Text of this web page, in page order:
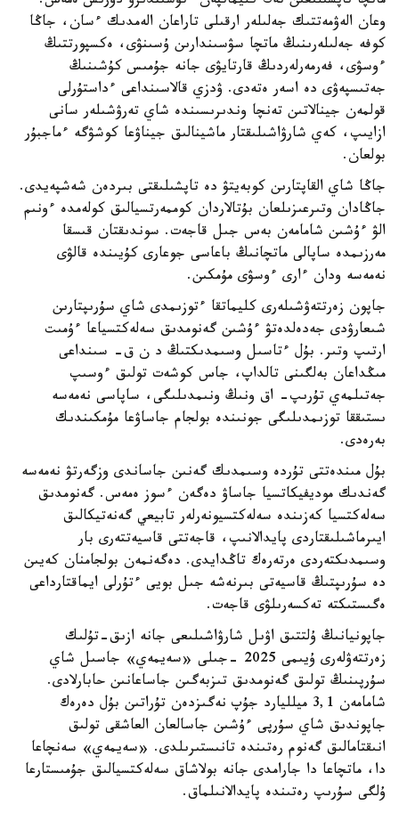
وعان الەۋمەتتىك جەلىلەر ارقىلى تاراعان الەمدىك ءسان، جاڭا
كوفە جەلىلەرىنىڭ ماتچا سۋسىندارىن ۇسىنۋى، ەكسپورتتىڭ
ءوسۋى، فەرمەرلەردىڭ قارتايۋى جانە جۇمىس كۇشىنىڭ
جەتىسپەۋى دە اسەر ەتەدى. ۋدزي قالاسىنداعى ءداستۇرلى
قولمەن جينالاتىن تەنچا وندىرىسىندە شاي تەرۋشىلەر سانى
ازايىپ، كەي شارۋاشىلىقتار ماشينالىق جيناۋعا كوشۋگە ءماجبۇر
بولعان.
جاڭا شاي القاپتارىن كوبەيتۋ دە تاپشىلىقتى بىردەن شەشپەيدى.
جاڭادان وتىرعىزىلعان بۇتالاردان كوممەرتسيالىق كولەمدە ءونىم
الۋ ءۇشىن شامامەن بەس جىل قاجەت. سوندىقتان قىسقا
مەرزىمدە ساپالى ماتچانىڭ باعاسى جوعارى كۇيىندە قالۋى
نەمەسە ودان ءارى ءوسۋى مۇمكىن.
جاپون زەرتتەۋشىلەرى كليماتقا ءتوزىمدى شاي سۇرىپتارىن
شىعارۋدى جەدەلدەتۋ ءۇشىن گەنومدىق سەلەكتسياعا ءۇمىت
ارتىپ وتىر. بۇل ءتاسىل وسىمدىكتىڭ د ن ق- سىنداعى
مىڭداعان بەلگىنى تالداپ، جاس كوشەت تولىق ءوسىپ
جەتىلمەي تۇرىپ- اق ونىڭ ونىمدىلىگى، ساپاسى نەمەسە
ىستىققا توزىمدىلىگى جونىندە بولجام جاساۋعا مۇمكىندىك
بەرەدى.
بۇل مىندەتتى تۇردە وسىمدىك گەنىن جاساندى وزگەرتۋ نەمەسە
گەندىك موديفيكاتسيا جاساۋ دەگەن ءسوز ەمەس. گەنومدىق
سەلەكتسيا كەزىندە سەلەكتسيونەرلەر تابيعي گەنەتيكالىق
ايىرماشىلىقتاردى پايدالانىپ، قاجەتتى قاسيەتتەرى بار
وسىمدىكتەردى ەرتەرەك تاڭدايدى. دەگەنمەن بولجامنان كەيىن
دە سۇرىپتىڭ قاسيەتى بىرنەشە جىل بويى ءتۇرلى ايماقتارداعى
ەگىستىكتە تەكسەرىلۋى قاجەت.
جاپونيانىڭ ۇلتتىق اۋىل شارۋاشىلىعى جانە ازىق-تۇلىك
زەرتتەۋلەرى ۇيىمى 2025 -جىلى «سەيمەي» جاسىل شاي
سۇرپىنىڭ تولىق گەنومدىق تىزبەگىن جاساعانىن حابارلادى.
شامامەن 3,1 ميلليارد جۇپ نەگىزدەن تۇراتىن بۇل دەرەك
جاپوندىق شاي سۇرپى ءۇشىن جاسالعان العاشقى تولىق
انىقتامالىق گەنوم رەتىندە تانىستىرىلدى. «سەيمەي» سەنچاعا
دا، ماتچاعا دا جارامدى جانە بولاشاق سەلەكتسيالىق جۇمىستارعا
ۇلگى سۇرىپ رەتىندە پايدالانىلماق.